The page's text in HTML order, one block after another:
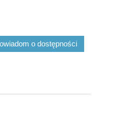
o dostępności